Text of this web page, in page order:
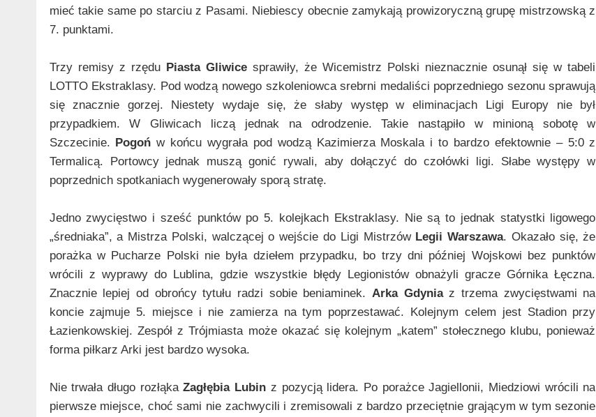
mieć takie same po starciu z Pasami. Niebiescy obecnie zamykają prowizoryczną grupę mistrzowską z
7. punktami.
Trzy remisy z rzędu Piasta Gliwicesprawiły, że Wicemistrz Polski nieznacznie osunął się w tabeli
LOTTO Ekstraklasy. Pod wodzą nowego szkoleniowca srebrni medaliści poprzedniego sezonu sprawują
się znacznie gorzej. Niestety wydaje się, że słaby występ w eliminacjach Ligi Europy nie był
przypadkiem. W Gliwicach liczą jednak na odrodzenie. Takie nastąpiło w minioną sobotę w
Szczecinie. Pogoń w końcu wygrała pod wodzą Kazimierza Moskala i to bardzo efektownie – 5:0 z
Termalicą. Portowcy jednak muszą gonić rywali, aby dołączyć do czołówki ligi. Słabe występy w
poprzednich spotkaniach wygenerowały sporą stratę.
Jedno zwycięstwo i sześć punktów po 5. kolejkach Ekstraklasy. Nie są to jednak statystki ligowego
„średniaka”, a Mistrza Polski, walczącej o wejście do Ligi Mistrzów Legii Warszawa. Okazało się, że
porażka w Pucharze Polski nie była dziełem przypadku, bo trzy dni później Wojskowi bez punktów
wrócili z wyprawy do Lublina, gdzie wszystkie błędy Legionistów obnażyli gracze Górnika Łęczna.
Znacznie lepiej od obrońcy tytułu radzi sobie beniaminek. Arka Gdyniaz trzema zwycięstwami na
koncie zajmuje 5. miejsce i nie zamierza na tym poprzestawać. Kolejnym celem jest Stadion przy
Łazienkowskiej. Zespół z Trójmiasta może okazać się kolejnym „katem” stołecznego klubu, ponieważ
forma piłkarz Arki jest bardzo wysoka.
Nie trwała długo rozłąkaZagłębia Lubin z pozycją lidera. Po porażce Jagiellonii, Miedziowi wrócili na
pierwsze miejsce, choć sami nie zachwycili i zremisowali z bardzo przeciętnie grającym w tym sezonie